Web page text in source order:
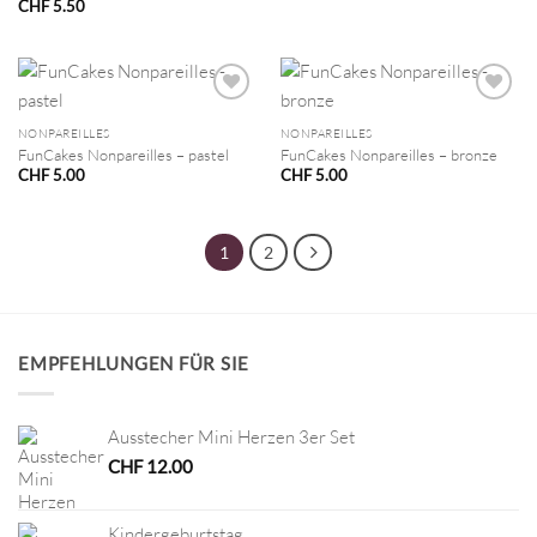
CHF5.50
NONPAREILLES
FunCakes Nonpareilles – pastel
CHF5.00
NONPAREILLES
FunCakes Nonpareilles – bronze
CHF5.00
1 2
EMPFEHLUNGEN FÜR SIE
Ausstecher Mini Herzen 3er Set
CHF12.00